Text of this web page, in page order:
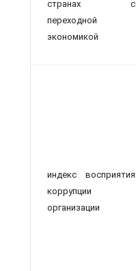
странах с
переходной
экономикой
индекс восприятия
коррупции
организации